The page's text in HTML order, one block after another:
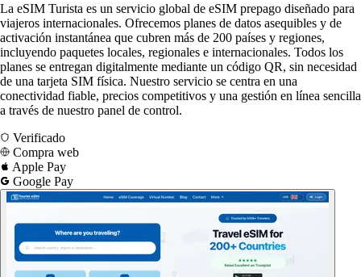
La eSIM Turista es un servicio global de eSIM prepago diseñado para
viajeros internacionales. Ofrecemos planes de datos asequibles y de
activación instantánea que cubren más de 200 países y regiones,
incluyendo paquetes locales, regionales e internacionales. Todos los
planes se entregan digitalmente mediante un código QR, sin necesidad
de una tarjeta SIM física. Nuestro servicio se centra en una
conectividad fiable, precios competitivos y una gestión en línea sencilla
a través de nuestro panel de control.
Verificado
Compra web
Apple Pay
Google Pay